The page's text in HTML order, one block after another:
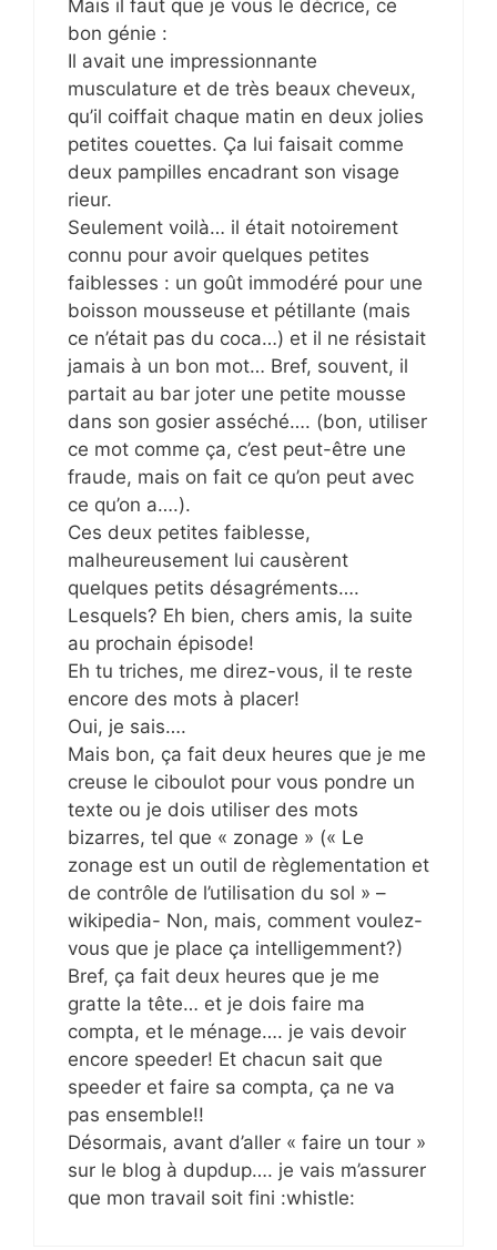
Mais il faut que je vous le décrice, ce
bon génie :
Il avait une impressionnante
musculature et de très beaux cheveux,
qu’il coiffait chaque matin en deux jolies
petites couettes. Ça lui faisait comme
deux pampilles encadrant son visage
rieur.
Seulement voilà… il était notoirement
connu pour avoir quelques petites
faiblesses : un goût immodéré pour une
boisson mousseuse et pétillante (mais
ce n’était pas du coca…) et il ne résistait
jamais à un bon mot… Bref, souvent, il
partait au bar joter une petite mousse
dans son gosier asséché…. (bon, utiliser
ce mot comme ça, c’est peut-être une
fraude, mais on fait ce qu’on peut avec
ce qu’on a….).
Ces deux petites faiblesse,
malheureusement lui causèrent
quelques petits désagréments….
Lesquels? Eh bien, chers amis, la suite
au prochain épisode!
Eh tu triches, me direz-vous, il te reste
encore des mots à placer!
Oui, je sais….
Mais bon, ça fait deux heures que je me
creuse le ciboulot pour vous pondre un
texte ou je dois utiliser des mots
bizarres, tel que « zonage » (« Le
zonage est un outil de règlementation et
de contrôle de l’utilisation du sol » –
wikipedia- Non, mais, comment voulez-
vous que je place ça intelligemment?)
Bref, ça fait deux heures que je me
gratte la tête… et je dois faire ma
compta, et le ménage…. je vais devoir
encore speeder! Et chacun sait que
speeder et faire sa compta, ça ne va
pas ensemble!!
Désormais, avant d’aller « faire un tour »
sur le blog à dupdup…. je vais m’assurer
que mon travail soit fini :whistle: